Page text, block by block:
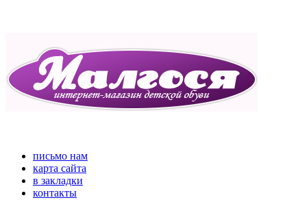
письмо нам
карта сайта
в закладки
контакты